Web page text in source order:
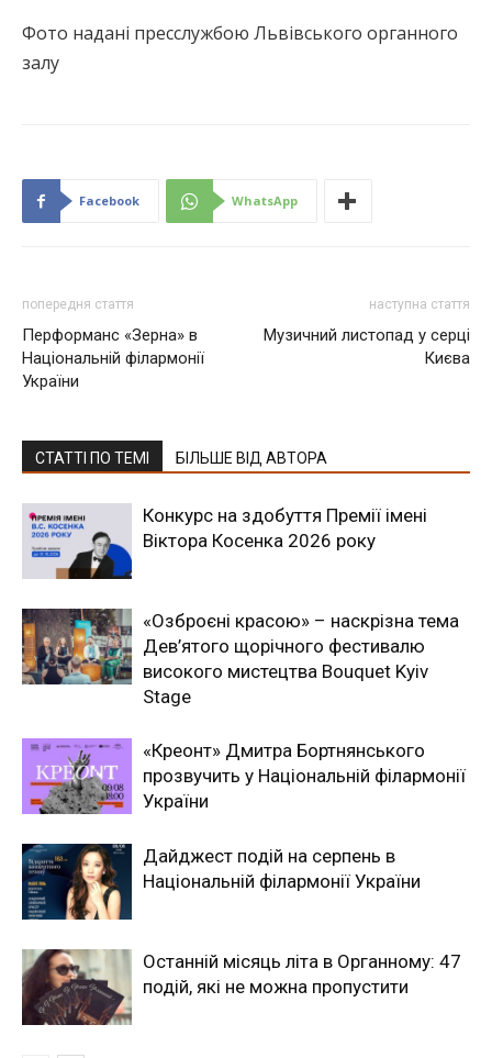
Фото надані пресслужбою Львівського органного
залу
Facebook WhatsApp
попередня стаття
Перформанс «Зерна» в
Національній філармонії
України
наступна стаття
Музичний листопад у серці
Києва
СТАТТІ ПО ТЕМІ БІЛЬШЕ ВІД АВТОРА
Конкурс на здобуття Премії імені
Віктора Косенка 2026 року
«Озброєні красою» – наскрізна тема
Дев’ятого щорічного фестивалю
високого мистецтва Bouquet Kyiv
Stage
«Креонт» Дмитра Бортнянського
прозвучить у Національній філармонії
України
Дайджест подій на серпень в
Національній філармонії України
Останній місяць літа в Органному: 47
подій, які не можна пропустити